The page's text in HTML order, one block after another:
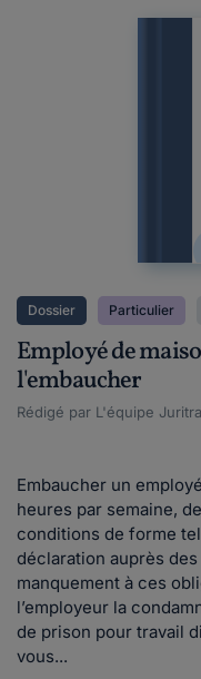
Dossier Particulier
Employé de
l'embaucher
Rédigé par L'équipe
Embaucher un
heures par semaine,
conditions de forme
déclaration auprès
manquement à ces
l’employeur la
de prison pour travail
vous...